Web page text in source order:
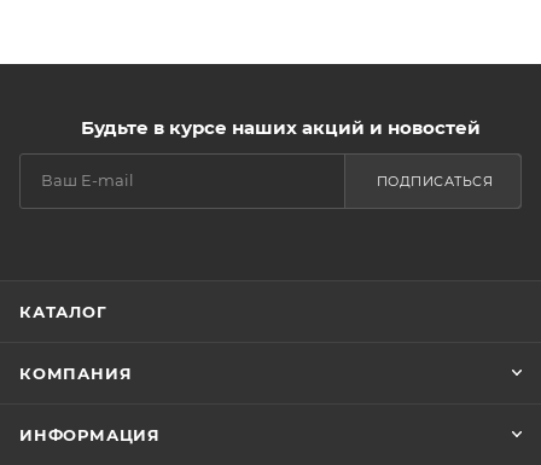
Будьте в курсе наших акций и новостей
ПОДПИСАТЬСЯ
КАТАЛОГ
КОМПАНИЯ
ИНФОРМАЦИЯ